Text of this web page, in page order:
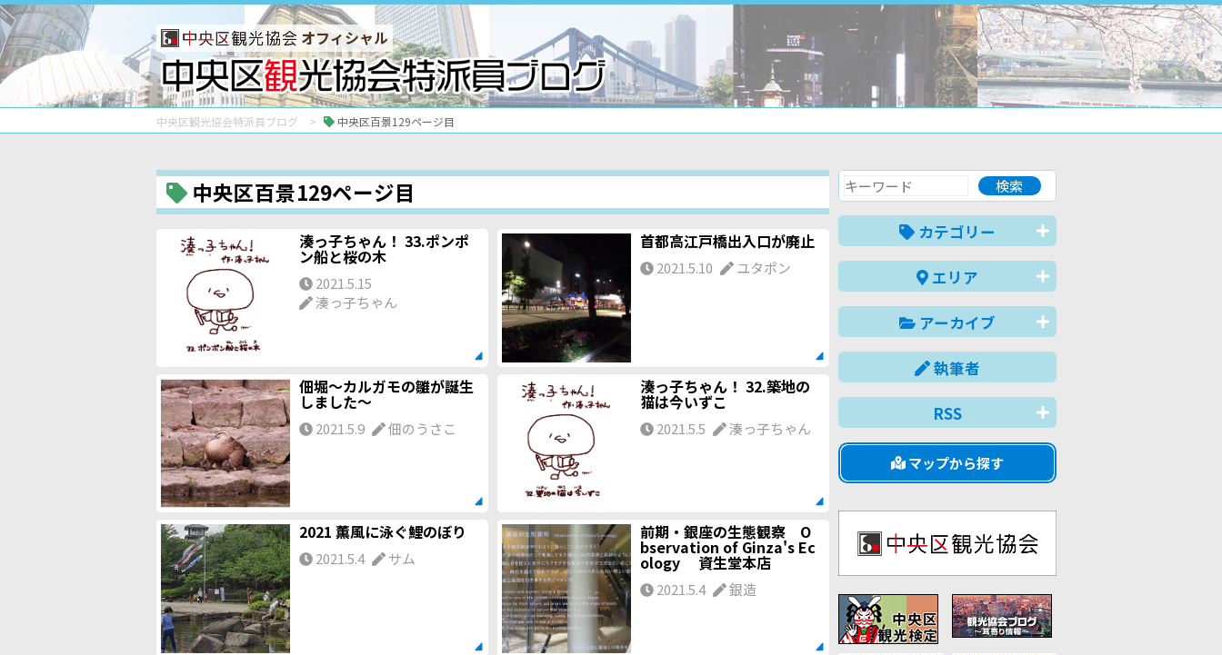
オフィシャル
中央区観光協会特派員ブログ 中央区百景129ページ目
中央区百景129ページ目
湊っ子ちゃん！ 33.ポンポ
ン船と桜の木
2021.5.15
湊っ子ちゃん
首都高江戸橋出入口が廃止
2021.5.10 ユタポン
佃堀～カルガモの雛が誕生
しました～
2021.5.9 佃のうさこ
湊っ子ちゃん！ 32.築地の
猫は今いずこ
2021.5.5 湊っ子ちゃん
2021 薫風に泳ぐ鯉のぼり
2021.5.4 サム
前期・銀座の生態観察 O
bservation of Ginza's Ec
ology 資生堂本店
2021.5.4 銀造
カテゴリー
エリア
アーカイブ
執筆者
RSS
マップから探す